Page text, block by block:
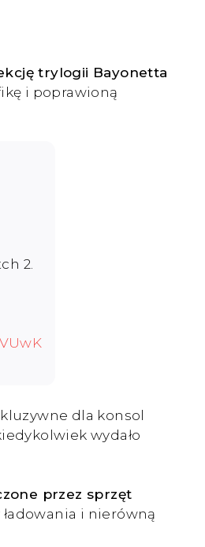
trylogii Bayonetta
i poprawioną
2.
dla konsol
wydało
przez sprzęt
ładowania i nierówną